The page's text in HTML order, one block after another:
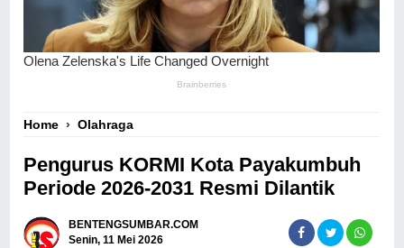
Home ›Olahraga
Pengurus KORMI Kota Payakumbuh
Periode 2026-2031 Resmi Dilantik
BENTENGSUMBAR.COM
Senin, 11 Mei 2026